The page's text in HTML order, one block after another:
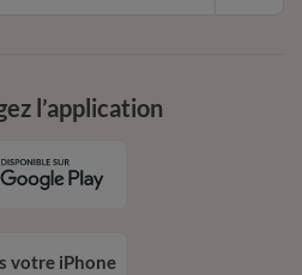
l’application
votre iPhone